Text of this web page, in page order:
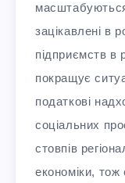
зацікавлені в
підприємств в
покращує
податкові
соціальних
стовпів
економіки,